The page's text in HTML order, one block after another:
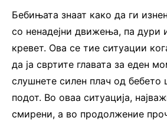
Бебињата знаат како да ги
со ненадејни движења, па дури
кревет. Ова се тие ситуации
да ја свртите главата за еден
слушнете силен плач од бебето
подот. Во оваа ситуација,
смирени, а во продолжение